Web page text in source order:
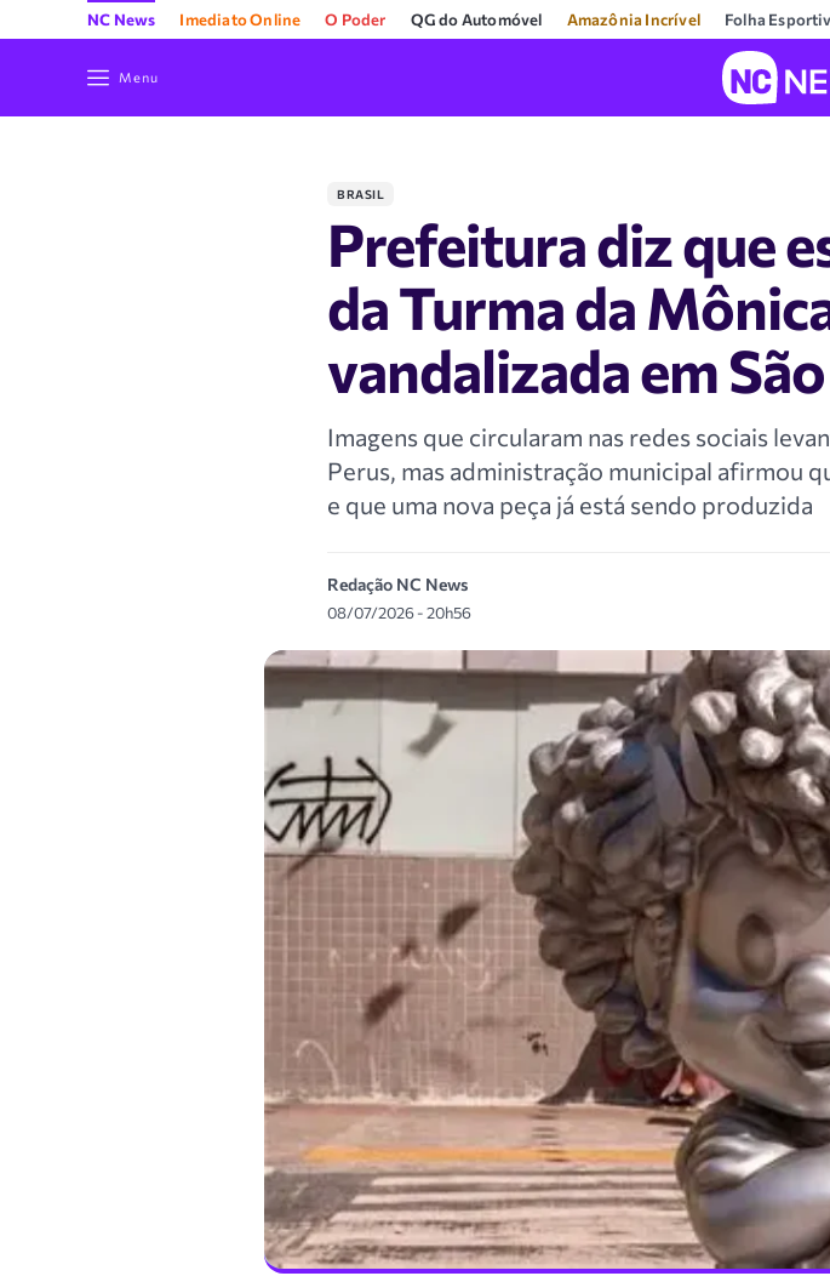
NC News Imediato Online O Poder QG do Automóvel Amazônia Incrível Folha
Menu
BRASIL
Prefeitura diz que
da Turma da
vandalizada em
Imagens que circularam nas redes sociais
Perus, mas administração municipal afirmou
e que uma nova peça já está sendo produzida
Redação NC News
08/07/2026 - 20h56